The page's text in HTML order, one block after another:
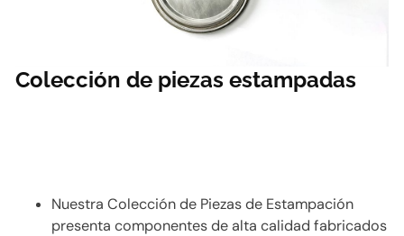
Colección de piezas estampadas
Nuestra Colección de Piezas de Estampación
presenta componentes de alta calidad fabricados